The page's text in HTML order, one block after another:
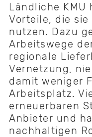
Ländliche
Vorteile, die
nutzen. Dazu
Arbeitswege
regionale
Vernetzung,
damit weniger
Arbeitsplatz.
erneuerbaren
Anbieter und
nachhaltigen